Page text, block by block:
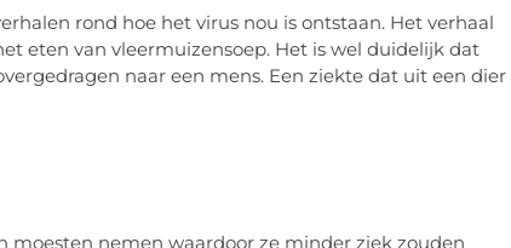
rond hoe het virus nou is ontstaan. Het verhaal
eten van vleermuizensoep. Het is wel duidelijk dat
naar een mens. Een ziekte dat uit een dier
nemen waardoor ze minder ziek zouden